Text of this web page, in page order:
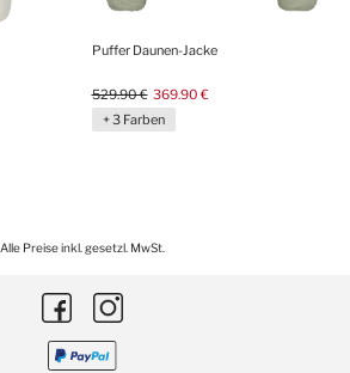
Puffer Daunen-Jacke
529.90 € 369.90 €
+ 3 Farben
Alle Preise inkl. gesetzl. MwSt.